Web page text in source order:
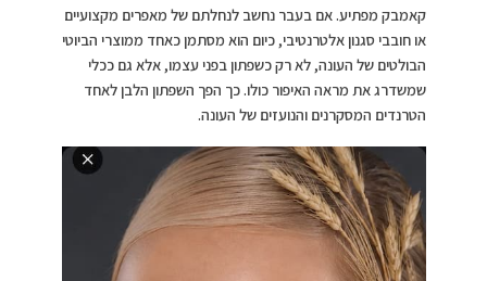
קאמבק מפתיע. אם בעבר נחשב לנחלתם של מאפרים מקצועיים
או חובבי סגנון אלטרנטיבי, כיום הוא מסתמן כאחד ממוצרי הביוטי
הבולטים של העונה, לא רק כשפתון בפני עצמו, אלא גם ככלי
שמשדרג את מראה האיפור כולו. כך הפך השפתון הלבן לאחד
הטרנדים המסקרנים והנועזים של העונה.